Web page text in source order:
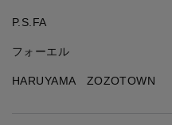
P.S.FA
フォーエル
HARUYAMA ZOZOTOWN